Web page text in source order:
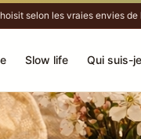
selon les vraies envies de
Slow life Qui suis-je